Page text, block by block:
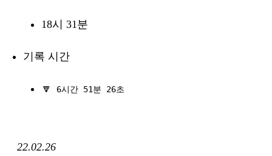
18시 31분
기록 시간
🔽 6시간 51분 26초
22.02.26